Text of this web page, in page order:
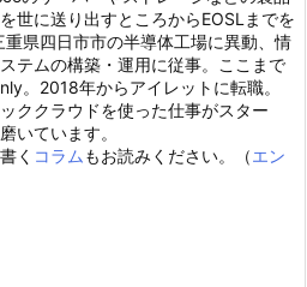
世に送り出すところからEOSLまでを
県四日市市の半導体工場に異動、情
テムの構築・運用に従事。ここまで
。2018年からアイレットに転職。
ククラウドを使った仕事がスター
いています。
く コラム もお読みください。（エン